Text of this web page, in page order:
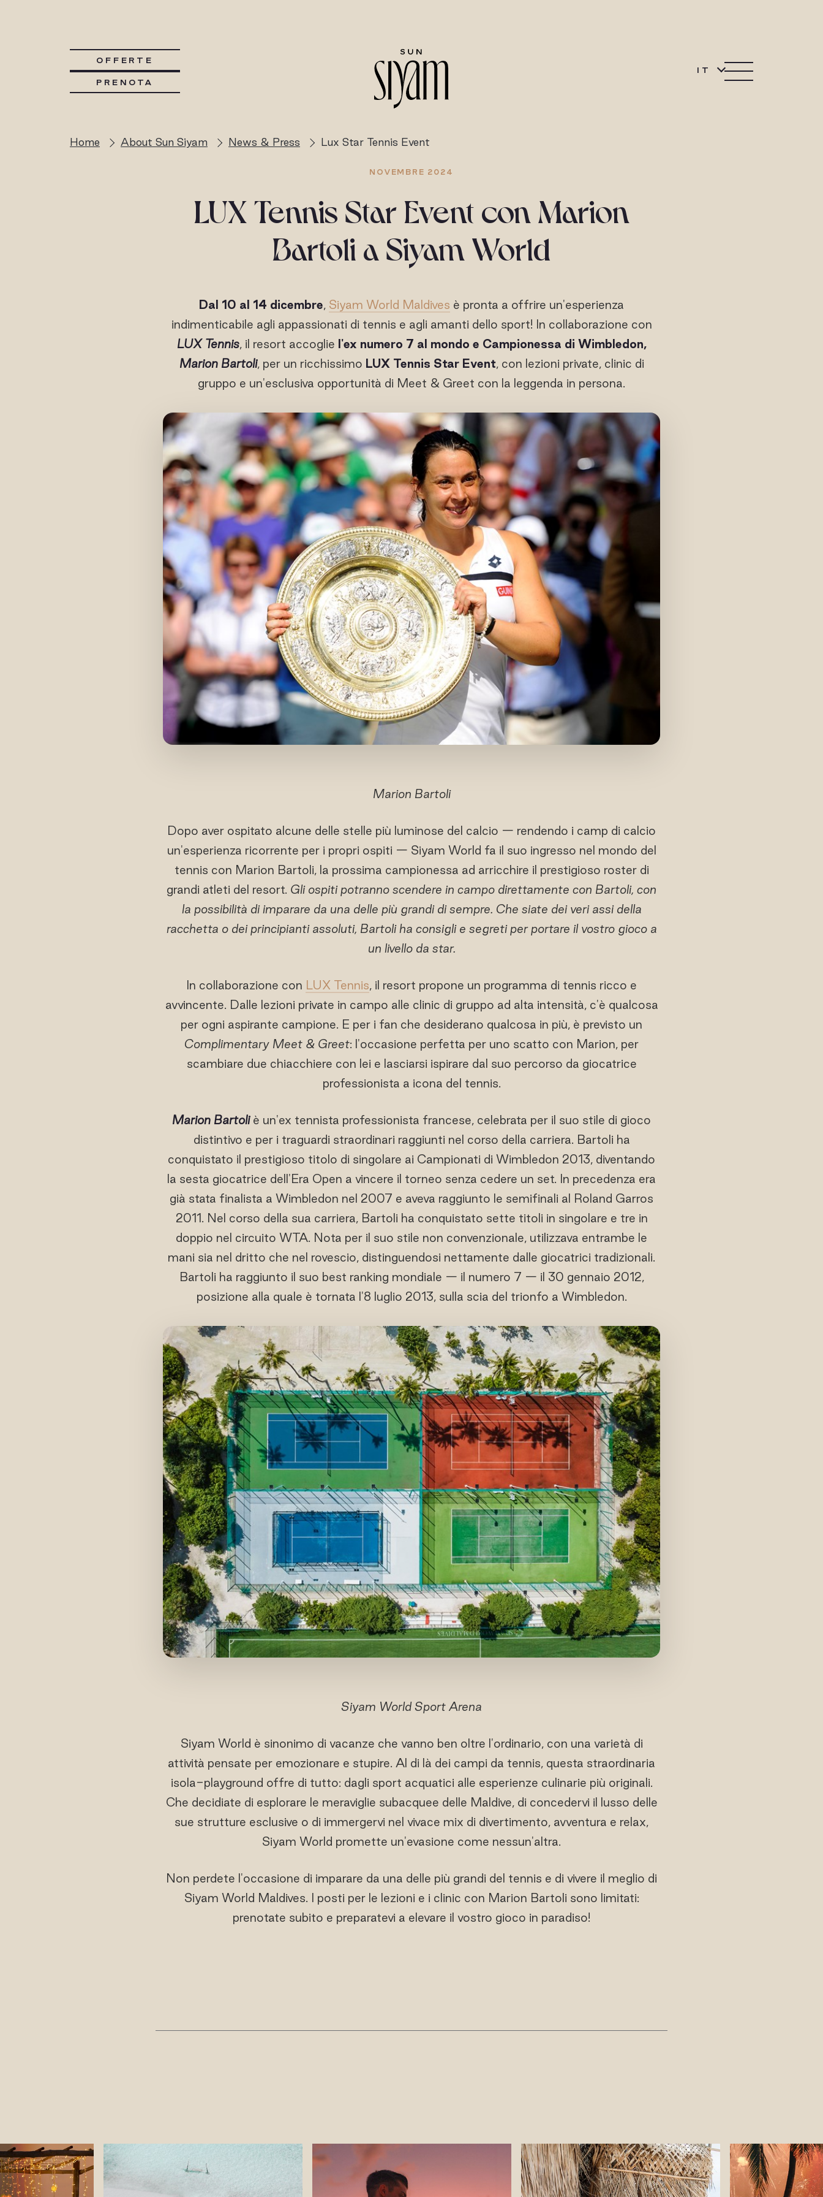
OFFERTE
PRENOTA
IT
Home About Sun Siyam News & Press Lux Star Tennis Event
NOVEMBRE 2024
LUX Tennis Star Event con Marion
Bartoli a Siyam World
Dal 10 al 14 dicembre, Siyam World Maldives è pronta a offrire un'esperienza
indimenticabile agli appassionati di tennis e agli amanti dello sport! In collaborazione con
LUX Tennis, il resort accoglie l'ex numero 7 al mondo e Campionessa di Wimbledon,
Marion Bartoli, per un ricchissimo LUX Tennis Star Event, con lezioni private, clinic di
gruppo e un'esclusiva opportunità di Meet & Greet con la leggenda in persona.
Marion Bartoli
Dopo aver ospitato alcune delle stelle più luminose del calcio — rendendo i camp di calcio
un'esperienza ricorrente per i propri ospiti — Siyam World fa il suo ingresso nel mondo del
tennis con Marion Bartoli, la prossima campionessa ad arricchire il prestigioso roster di
grandi atleti del resort. Gli ospiti potranno scendere in campo direttamente con Bartoli, con
la possibilità di imparare da una delle più grandi di sempre. Che siate dei veri assi della
racchetta o dei principianti assoluti, Bartoli ha consigli e segreti per portare il vostro gioco a
un livello da star.
In collaborazione con LUX Tennis, il resort propone un programma di tennis ricco e
avvincente. Dalle lezioni private in campo alle clinic di gruppo ad alta intensità, c'è qualcosa
per ogni aspirante campione. E per i fan che desiderano qualcosa in più, è previsto un
Complimentary Meet & Greet: l'occasione perfetta per uno scatto con Marion, per
scambiare due chiacchiere con lei e lasciarsi ispirare dal suo percorso da giocatrice
professionista a icona del tennis.
Marion Bartoliè un'ex tennista professionista francese, celebrata per il suo stile di gioco
distintivo e per i traguardi straordinari raggiunti nel corso della carriera. Bartoli ha
conquistato il prestigioso titolo di singolare ai Campionati di Wimbledon 2013, diventando
la sesta giocatrice dell'Era Open a vincere il torneo senza cedere un set. In precedenza era
già stata finalista a Wimbledon nel 2007 e aveva raggiunto le semifinali al Roland Garros
2011. Nel corso della sua carriera, Bartoli ha conquistato sette titoli in singolare e tre in
doppio nel circuito WTA. Nota per il suo stile non convenzionale, utilizzava entrambe le
mani sia nel dritto che nel rovescio, distinguendosi nettamente dalle giocatrici tradizionali.
Bartoli ha raggiunto il suo best ranking mondiale — il numero 7 — il 30 gennaio 2012,
posizione alla quale è tornata l'8 luglio 2013, sulla scia del trionfo a Wimbledon.
Siyam World Sport Arena
Siyam World è sinonimo di vacanze che vanno ben oltre l'ordinario, con una varietà di
attività pensate per emozionare e stupire. Al di là dei campi da tennis, questa straordinaria
isola-playground offre di tutto: dagli sport acquatici alle esperienze culinarie più originali.
Che decidiate di esplorare le meraviglie subacquee delle Maldive, di concedervi il lusso delle
sue strutture esclusive o di immergervi nel vivace mix di divertimento, avventura e relax,
Siyam World promette un'evasione come nessun'altra.
Non perdete l'occasione di imparare da una delle più grandi del tennis e di vivere il meglio di
Siyam World Maldives. I posti per le lezioni e i clinic con Marion Bartoli sono limitati:
prenotate subito e preparatevi a elevare il vostro gioco in paradiso!